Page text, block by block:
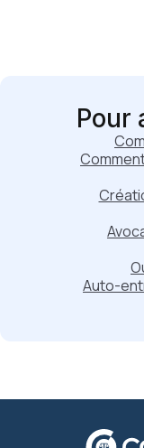
Pour
Auto-